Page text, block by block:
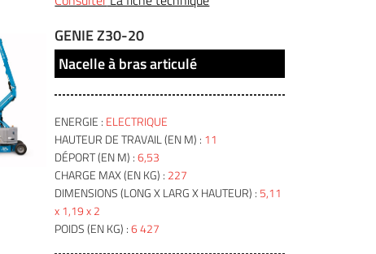
GENIE Z30-20
Nacelle à bras articulé
ENERGIE : ELECTRIQUE
HAUTEUR DE TRAVAIL (EN M) : 11
DÉPORT (EN M) :6,53
CHARGE MAX (EN KG) : 227
DIMENSIONS (LONG X LARG X HAUTEUR) : 5,11
x 1,19 x 2
POIDS (EN KG) :6 427